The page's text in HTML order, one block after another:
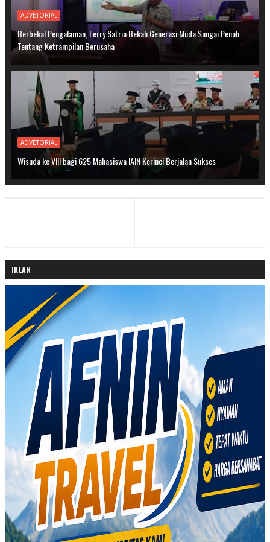
ADVETORIAL
Berbekal Pengalaman, Ferry Satria Bekali Generasi Muda Sungai Penuh
Tentang Ketrampilan Berusaha
ADVETORIAL
Wisuda ke VIII bagi 625 Mahasiswa IAIN Kerinci Berjalan Sukses
IKLAN